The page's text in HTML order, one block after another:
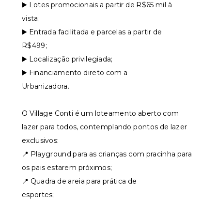
▶️ Lotes promocionais a partir de R$65 mil à
vista;⠀⠀⠀⠀⠀
▶️ Entrada facilitada e parcelas a partir de
R$499;⠀⠀⠀⠀⠀
▶️ Localização privilegiada;⠀⠀⠀⠀⠀
▶️ Financiamento direto com a
Urbanizadora.⠀⠀⠀⠀⠀
O Village Conti é um loteamento aberto com
lazer para todos, contemplando pontos de lazer
exclusivos:⠀⠀⠀⠀⠀
📍 Playground para as crianças com pracinha para
os pais estarem próximos;⠀⠀⠀⠀⠀
📍 Quadra de areia para prática de
esportes;⠀⠀⠀⠀⠀